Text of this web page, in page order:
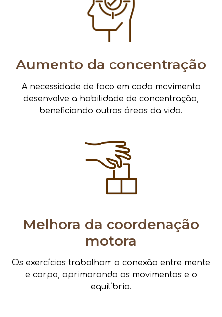
Aumento da concentração
A necessidade de foco em cada movimento
desenvolve a habilidade de concentração,
beneficiando outras áreas da vida.
Melhora da coordenação
motora
Os exercícios trabalham a conexão entre mente
e corpo, aprimorando os movimentos e o
equilíbrio.